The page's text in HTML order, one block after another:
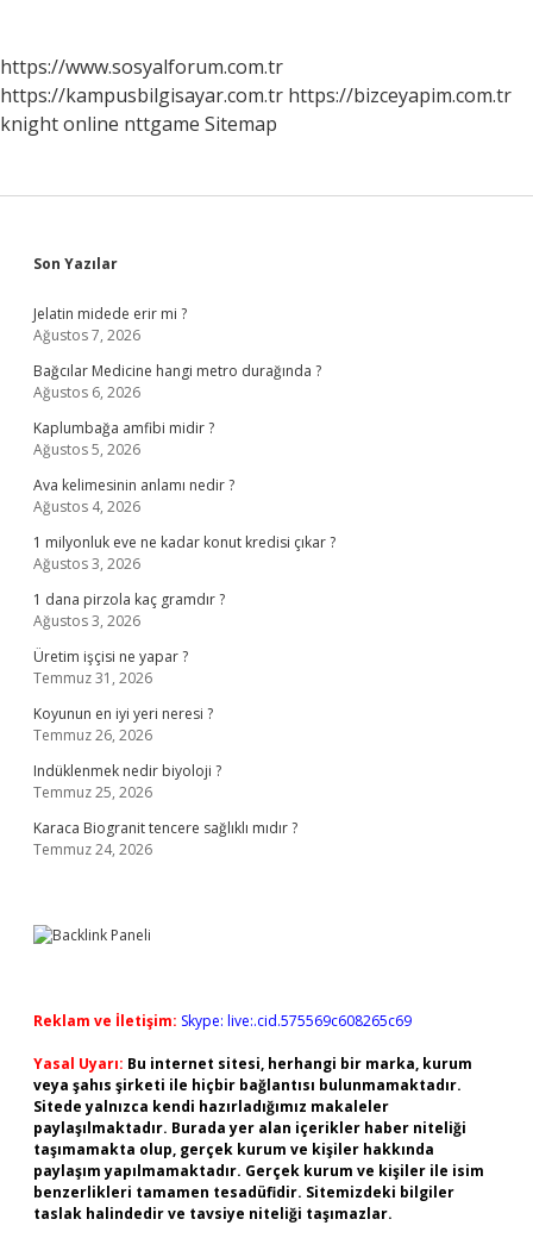
https://www.sosyalforum.com.tr
https://kampusbilgisayar.com.tr https://bizceyapim.com.tr
knight online nttgame Sitemap
Sidebar
Son Yazılar
Jelatin midede erir mi ?
Ağustos 7, 2026
Bağcılar Medicine hangi metro durağında ?
Ağustos 6, 2026
Kaplumbağa amfibi midir ?
Ağustos 5, 2026
Ava kelimesinin anlamı nedir ?
Ağustos 4, 2026
1 milyonluk eve ne kadar konut kredisi çıkar ?
Ağustos 3, 2026
1 dana pirzola kaç gramdır ?
Ağustos 3, 2026
Üretim işçisi ne yapar ?
Temmuz 31, 2026
Koyunun en iyi yeri neresi ?
Temmuz 26, 2026
Indüklenmek nedir biyoloji ?
Temmuz 25, 2026
Karaca Biogranit tencere sağlıklı mıdır ?
Temmuz 24, 2026
Reklam ve İletişim: Skype: live:.cid.575569c608265c69
Yasal Uyarı: Bu internet sitesi, herhangi bir marka, kurum
veya şahıs şirketi ile hiçbir bağlantısı bulunmamaktadır.
Sitede yalnızca kendi hazırladığımız makaleler
paylaşılmaktadır. Burada yer alan içerikler haber niteliği
taşımamakta olup, gerçek kurum ve kişiler hakkında
paylaşım yapılmamaktadır. Gerçek kurum ve kişiler ile isim
benzerlikleri tamamen tesadüfidir. Sitemizdeki bilgiler
taslak halindedir ve tavsiye niteliği taşımazlar.